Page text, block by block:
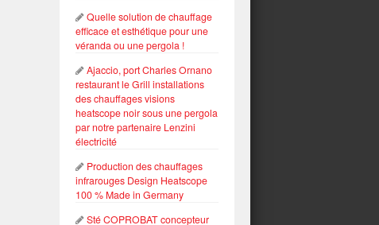
Quelle solution de chauffage
efficace et esthétique pour une
véranda ou une pergola !
Ajaccio, port Charles Ornano
restaurant le Grill installations
des chauffages visions
heatscope noir sous une pergola
par notre partenaire Lenzini
électricité
Production des chauffages
infrarouges Design Heatscope
100 % Made in Germany
Sté COPROBAT concepteur